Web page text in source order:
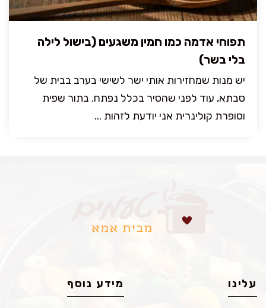
תפוחי אדמה כמו חמין משגעים (בישול לילה
בלי בשר)
יש מנות שמחזירות אותי ישר לשישי בערב בבית של
סבתא, עוד לפני שהסיר בכלל נפתח. בתור שפית
וסופרת קולינרית אני יודעת לזהות ...
עלינו מידע נוסף